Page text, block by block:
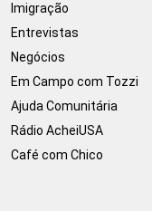
Imigração
Entrevistas
Negócios
Em Campo com Tozzi
Ajuda Comunitária
Rádio AcheiUSA
Café com Chico